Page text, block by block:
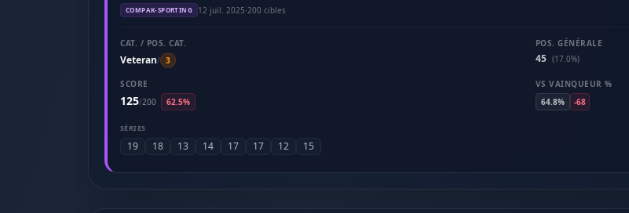
COMPAK-SPORTING 12 juil. 2025·200 cibles
CAT. / POS. CAT.
Veteran/ 3
POS. GÉNÉRALE
45 (17.0%)
SCORE
125/200 62.5%
VS VAINQUEUR %
64.8%
-68
SÉRIES
19 18 13 14 17 17 12 15